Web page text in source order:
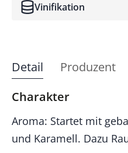
Vinifikation
Detail Produzent
Charakter
Aroma: Startet mit
und Karamell. Dazu